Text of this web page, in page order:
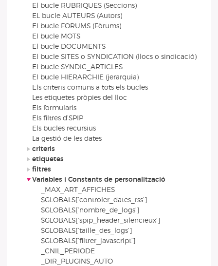
El bucle RUBRIQUES (Seccions)
EL bucle AUTEURS (Autors)
El bucle FORUMS (Fòrums)
El bucle MOTS
El bucle DOCUMENTS
El bucle SITES o SYNDICATION (llocs o sindicació)
El bucle SYNDIC_ARTICLES
El bucle HIERARCHIE (jerarquia)
Els criteris comuns a tots els bucles
Les etiquetes pròpies del lloc
Els formularis
Els filtres d’SPIP
Els bucles recursius
La gestió de les dates
criteris
etiquetes
filtres
Variables i Constants de personalització
_MAX_ART_AFFICHES
$GLOBALS[’controler_dates_rss’]
$GLOBALS[’nombre_de_logs’]
$GLOBALS[’spip_header_silencieux’]
$GLOBALS[’taille_des_logs’]
$GLOBALS[’filtrer_javascript’]
_CNIL_PERIODE
_DIR_PLUGINS_AUTO